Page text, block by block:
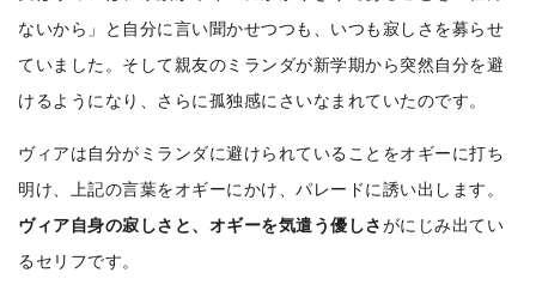
ないから」と自分に言い聞かせつつも、いつも寂しさを募らせ
ていました。そして親友のミランダが新学期から突然自分を避
けるようになり、さらに孤独感にさいなまれていたのです。
ヴィアは自分がミランダに避けられていることをオギーに打ち
明け、上記の言葉をオギーにかけ、パレードに誘い出します。
ヴィア自身の寂しさと、オギーを気遣う優しさがにじみ出てい
るセリフです。